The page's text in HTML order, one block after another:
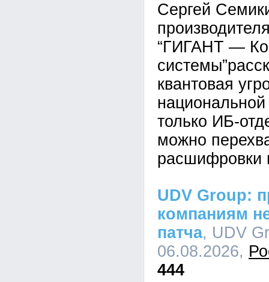
Сергей
“ГИГАНТ —
квантовая
только ИБ-
можно
расшифровки
UDV Group:
компаниям
патча, UDV
06.08.2026,
444